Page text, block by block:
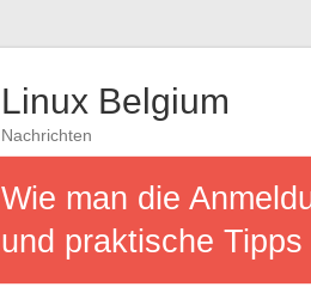
Linux Belgium
Nachrichten
Wie man die
und praktische Tipps